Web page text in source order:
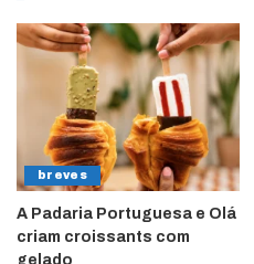
breves
A Padaria Portuguesa e Olá
criam croissants com
gelado